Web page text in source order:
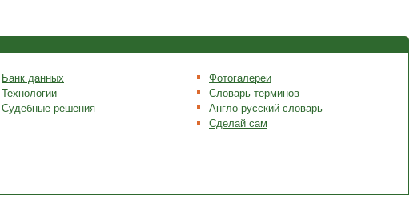
Банк данных
Технологии
Судебные решения
Фотогалереи
Словарь терминов
Англо-русский словарь
Сделай сам